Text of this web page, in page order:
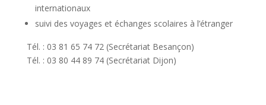
internationaux
suivi des voyages et échanges scolaires à l’étranger
Tél. : 03 81 65 74 72 (Secrétariat Besançon)
Tél. : 03 80 44 89 74 (Secrétariat Dijon)